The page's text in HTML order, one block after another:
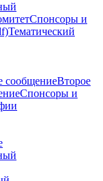
Спонсоры и
Тематический
сообщениеВторое
Спонсоры и